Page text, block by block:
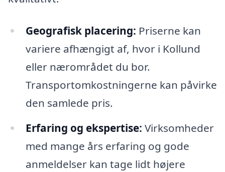
Geografisk placering: Priserne kan
variere afhængigt af, hvor i Kollund
eller nærområdet du bor.
Transportomkostningerne kan påvirke
den samlede pris.
Erfaring og ekspertise: Virksomheder
med mange års erfaring og gode
anmeldelser kan tage lidt højere